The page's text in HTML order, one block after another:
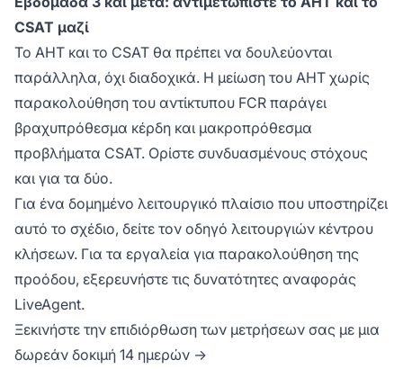
CSAT μαζί
Το AHT και το CSAT θα πρέπει να δουλεύονται
παράλληλα, όχι διαδοχικά. Η μείωση του AHT χωρίς
παρακολούθηση του αντίκτυπου FCR παράγει
βραχυπρόθεσμα κέρδη και μακροπρόθεσμα
προβλήματα CSAT. Ορίστε συνδυασμένους στόχους
και για τα δύο.
Για ένα δομημένο λειτουργικό πλαίσιο που υποστηρίζει
αυτό το σχέδιο, δείτε τον οδηγό λειτουργιών κέντρου
κλήσεων. Για τα εργαλεία για παρακολούθηση της
προόδου, εξερευνήστε τις δυνατότητες αναφοράς
LiveAgent.
Ξεκινήστε την επιδιόρθωση των μετρήσεων σας με μια
δωρεάν δοκιμή 14 ημερών →